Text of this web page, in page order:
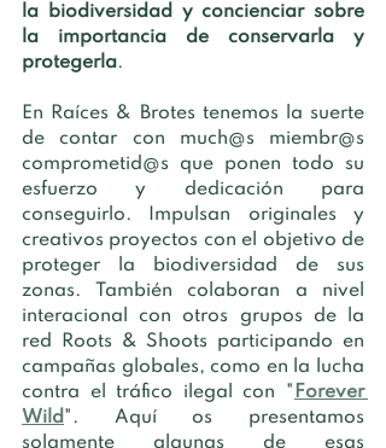
la biodiversidad y concienciar sobre
la importancia de conservarla y
protegerla.
En Raíces & Brotes tenemos la suerte
de contar con much@s miembr@s
comprometid@s que ponen todo su
esfuerzo y dedicación para
conseguirlo. Impulsan originales y
creativos proyectos con el objetivo de
proteger la biodiversidad de sus
zonas. También colaboran a nivel
interacional con otros grupos de la
red Roots & Shoots participando en
campañas globales, como en la lucha
contra el tráfico ilegal con " Forever
Wild". Aquí os presentamos
solamente algunas de esas